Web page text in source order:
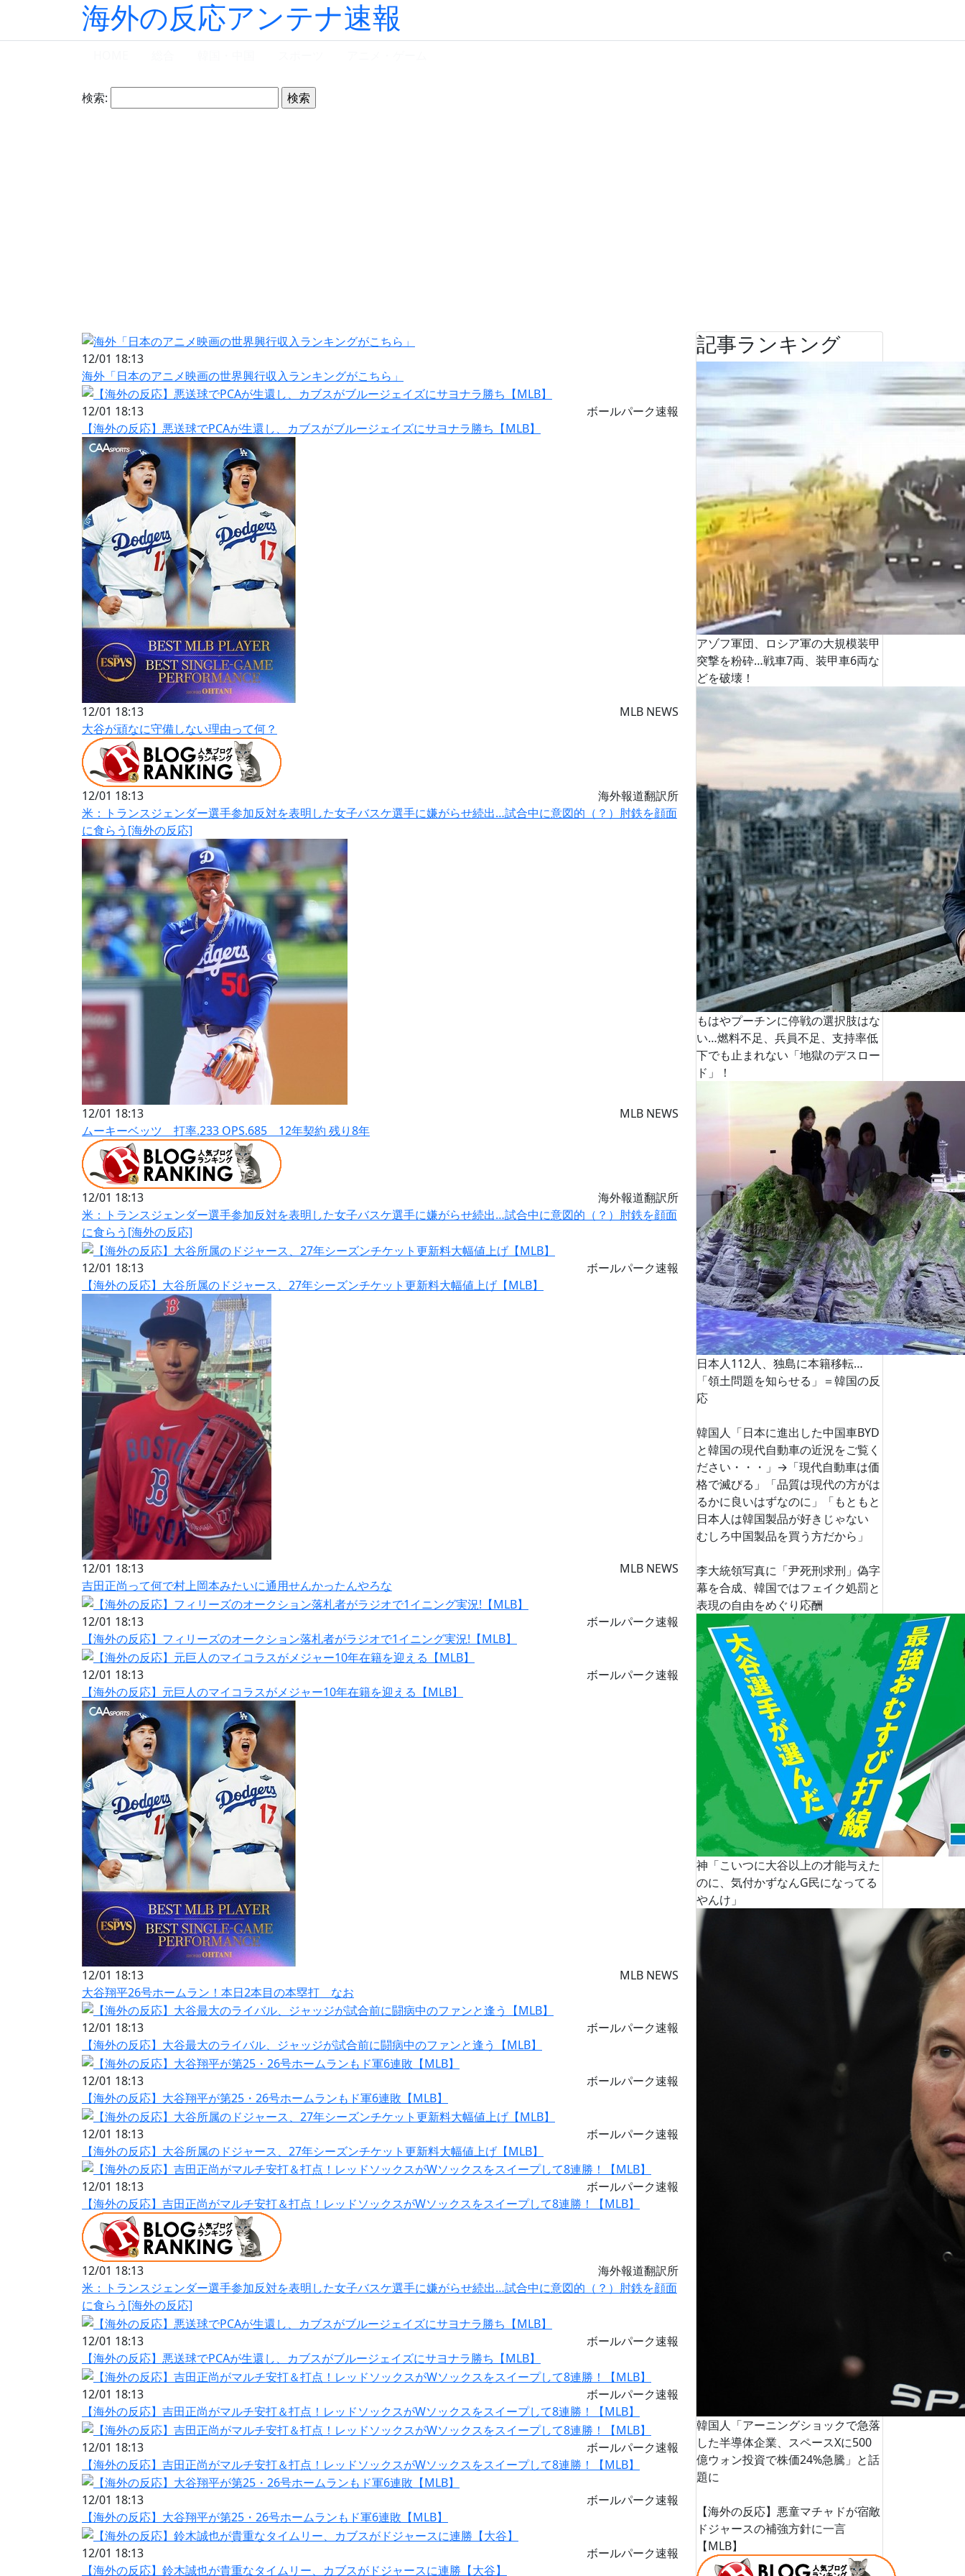
海外の反応アンテナ速報
検索:
12/01 18:13
海外「日本のアニメ映画の世界興行収入ランキングがこちら」
12/01 18:13
ボールパーク速報
【海外の反応】悪送球でPCAが生還し、カブスがブルージェイズにサヨナラ勝ち【MLB】
12/01 18:13
MLB NEWS
大谷が頑なに守備しない理由って何？
12/01 18:13
海外報道翻訳所
米：トランスジェンダー選手参加反対を表明した女子バスケ選手に嫌がらせ続出…試合中に意図的（？）肘鉄を顔面
に食らう[海外の反応]
12/01 18:13
MLB NEWS
ムーキーベッツ 打率.233 OPS.685 12年契約 残り8年
12/01 18:13
海外報道翻訳所
米：トランスジェンダー選手参加反対を表明した女子バスケ選手に嫌がらせ続出…試合中に意図的（？）肘鉄を顔面
に食らう[海外の反応]
12/01 18:13
ボールパーク速報
【海外の反応】大谷所属のドジャース、27年シーズンチケット更新料大幅値上げ【MLB】
12/01 18:13
MLB NEWS
吉田正尚って何で村上岡本みたいに通用せんかったんやろな
12/01 18:13
ボールパーク速報
【海外の反応】フィリーズのオークション落札者がラジオで1イニング実況!【MLB】
12/01 18:13
ボールパーク速報
【海外の反応】元巨人のマイコラスがメジャー10年在籍を迎える【MLB】
12/01 18:13
MLB NEWS
大谷翔平26号ホームラン！本日2本目の本塁打 なお
12/01 18:13
ボールパーク速報
【海外の反応】大谷最大のライバル、ジャッジが試合前に闘病中のファンと逢う【MLB】
12/01 18:13
ボールパーク速報
【海外の反応】大谷翔平が第25・26号ホームランもド軍6連敗【MLB】
12/01 18:13
ボールパーク速報
【海外の反応】大谷所属のドジャース、27年シーズンチケット更新料大幅値上げ【MLB】
12/01 18:13
ボールパーク速報
【海外の反応】吉田正尚がマルチ安打＆打点！レッドソックスがWソックスをスイープして8連勝！【MLB】
12/01 18:13
海外報道翻訳所
米：トランスジェンダー選手参加反対を表明した女子バスケ選手に嫌がらせ続出…試合中に意図的（？）肘鉄を顔面
に食らう[海外の反応]
12/01 18:13
ボールパーク速報
【海外の反応】悪送球でPCAが生還し、カブスがブルージェイズにサヨナラ勝ち【MLB】
12/01 18:13
ボールパーク速報
【海外の反応】吉田正尚がマルチ安打＆打点！レッドソックスがWソックスをスイープして8連勝！【MLB】
12/01 18:13
ボールパーク速報
【海外の反応】吉田正尚がマルチ安打＆打点！レッドソックスがWソックスをスイープして8連勝！【MLB】
12/01 18:13
ボールパーク速報
【海外の反応】大谷翔平が第25・26号ホームランもド軍6連敗【MLB】
12/01 18:13
ボールパーク速報
【海外の反応】鈴木誠也が貴重なタイムリー、カブスがドジャースに連勝【大谷】
記事ランキング
アゾフ軍団、ロシア軍の大規模装甲
突撃を粉砕…戦車7両、装甲車6両な
どを破壊！
もはやプーチンに停戦の選択肢はな
い…燃料不足、兵員不足、支持率低
下でも止まれない「地獄のデスロー
ド」！
日本人112人、独島に本籍移転…
「領土問題を知らせる」＝韓国の反
応
韓国人「日本に進出した中国車BYD
と韓国の現代自動車の近況をご覧く
ださい・・・」→「現代自動車は価
格で滅びる」「品質は現代の方がは
るかに良いはずなのに」「もともと
日本人は韓国製品が好きじゃない
むしろ中国製品を買う方だから」
李大統領写真に「尹死刑求刑」偽字
幕を合成、韓国ではフェイク処罰と
表現の自由をめぐり応酬
神「こいつに大谷以上の才能与えた
のに、気付かずなんG民になってる
やんけ」
韓国人「アーニングショックで急落
した半導体企業、スペースXに500
億ウォン投資で株価24%急騰」と話
題に
【海外の反応】悪童マチャドが宿敵
ドジャースの補強方針に一言
【MLB】